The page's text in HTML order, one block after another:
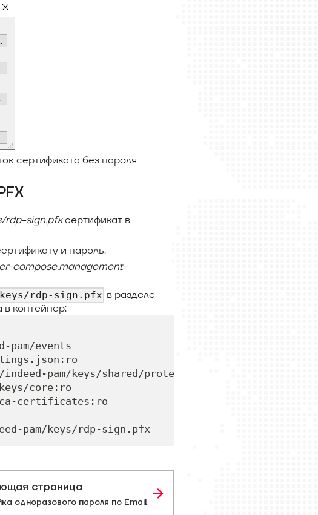
сертификата без пароля
rdp-sign.pfxсертификат в
и пароль.
compose.management-
rdp-sign.pfx в разделе
контейнер:
-pam/events
: ro
-pam/keys/shared/protector
core : ro
-certificates : ro
-pam/keys/rdp-sign.pfx
страница
одноразового пароля по Email